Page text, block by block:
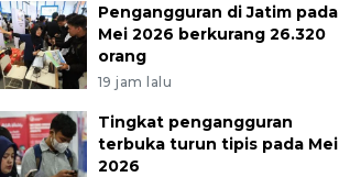
Pengangguran di Jatim pada
Mei 2026 berkurang 26.320
orang
19 jam lalu
Tingkat pengangguran
terbuka turun tipis pada Mei
2026